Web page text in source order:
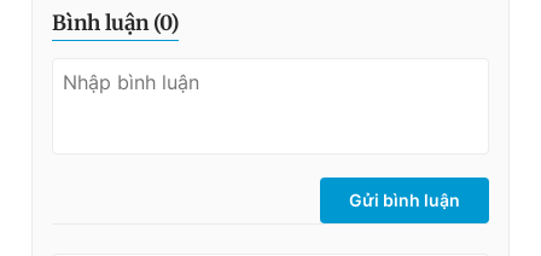
Bình luận (0)
Gửi bình luận